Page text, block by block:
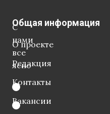
С
нами
все
ясно
Общая информация
О проекте
Редакция
Контакты
Вакансии